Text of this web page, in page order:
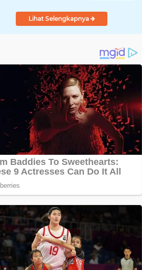
Banten Masih Slow
Lihat Selengkapnya